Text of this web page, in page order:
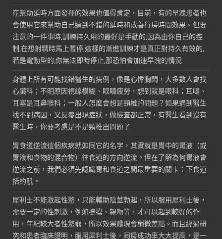
在幫助延時方面發揮的效果也值得肯定，目前，有的早洩患者也
會使用它來幫助自己達到不錯的延時和改善行房時間效果。但要
注意的一件事時,訓練持久用的最好是手動的,因為由你自己的控
制,在想射精時馬上暫停,這樣的漸進訓練才是真正對持久有效的,
若是電動型的,你無法即時停止,那恐怕會加速早洩的情況
身體上所有可能找錯醫生的病例，像是心悸胸悶，大多數人會找
心臟科；不明原因視線模糊、眼睛疲勞，想到就是眼科；耳鳴、
耳塞是耳鼻喉科；一般人怎麼會想是頸椎的問題？如果遇到醫生
找不到病因，又反覆出現症狀，做檢查都正常，有醫生看到沒有
醫生時，你要考慮是不是頸椎出問題了
胃食道逆流這個疾病就如同它的名字，其實就是胃中的胃液（或
胃液和食物的混合物）往食道的方向逆流。但在了解為何胃液會
逆流之前，我們必須先認識胃和食道之間最重要的關卡：下食道
括約肌。
犀利士不能激起性慾，只能輔助陰莖勃起，所以服用犀利士後，
需要一定的性刺激，例如撫摸、親吻等，才可以起到較好的作
用，年紀較大者性慾弱，所以效果體現會稍微差點。而且經過研
究和患者臨床證明，服用犀利士後，同房成功率大大提高，是一